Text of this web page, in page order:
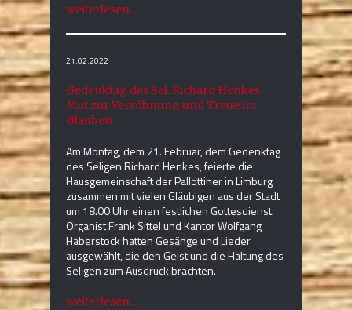
weiterlesen...
21.02.2022
Gedenktag des Sel. Richard Henkes
Mut zur Versöhnung und Treue im
Glauben
Am Montag, dem 21. Februar, dem Gedenktag
des Seligen Richard Henkes, feierte die
Hausgemeinschaft der Pallottiner in Limburg
zusammen mit vielen Gläubigen aus der Stadt
um 18.00 Uhr einen festlichen Gottesdienst.
Organist Frank Sittel und Kantor Wolfgang
Haberstock hatten Gesänge und Lieder
ausgewählt, die den Geist und die Haltung des
Seligen zum Ausdruck brachten.
weiterlesen...